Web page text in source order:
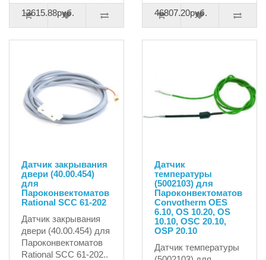
13615.88руб.
46807.20руб.
Датчик закрывания
двери (40.00.454)
для
Пароконвектоматов
Rational SCC 61-202
Датчик закрывания
двери (40.00.454) для
Пароконвектоматов
Rational SCC 61-202..
Датчик
температуры
(5002103) для
Пароконвектоматов
Convotherm OES
6.10, OS 10.20, OS
10.10, OSC 20.10,
OSP 20.10
Датчик температуры